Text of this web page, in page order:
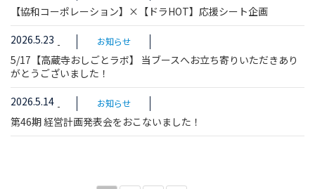
【協和コーポレーション】×【ドラHOT】応援シート企画
2026.5.23
お知らせ
5/17【高蔵寺おしごとラボ】 当ブースへお立ち寄りいただきあり
がとうございました！
2026.5.14
お知らせ
第46期 経営計画発表会をおこないました！